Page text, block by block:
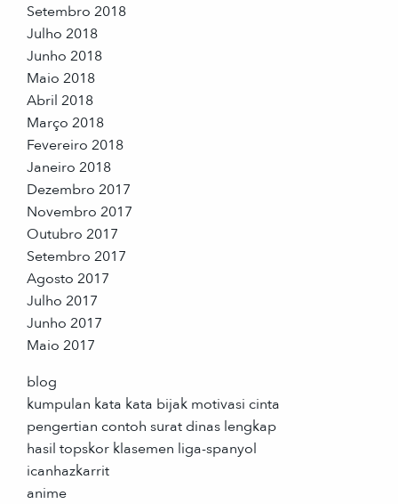
Setembro 2018
Julho 2018
Junho 2018
Maio 2018
Abril 2018
Março 2018
Fevereiro 2018
Janeiro 2018
Dezembro 2017
Novembro 2017
Outubro 2017
Setembro 2017
Agosto 2017
Julho 2017
Junho 2017
Maio 2017
blog
kumpulan kata kata bijak motivasi cinta
pengertian contoh surat dinas lengkap
hasil topskor klasemen liga-spanyol
icanhazkarrit
anime